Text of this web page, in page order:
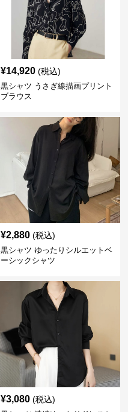
¥14,920 (税込)
黒シャツ うさぎ線描画プリント
ブラウス
¥2,880 (税込)
黒シャツ ゆったりシルエットベ
ーシックシャツ
¥3,080 (税込)